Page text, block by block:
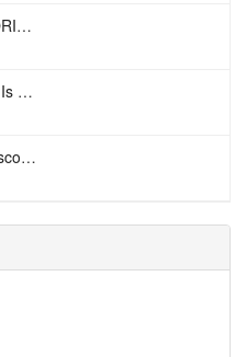
Tananai, Annalisa – STORIE BREVI
All I Want For Christmas Is You – Mariah Carey
Come Nelle Favole – Vasco Rossi